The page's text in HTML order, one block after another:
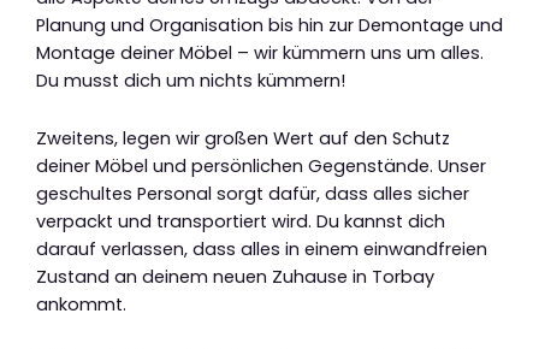
Planung und Organisation bis hin zur Demontage und
Montage deiner Möbel – wir kümmern uns um alles.
Du musst dich um nichts kümmern!
Zweitens, legen wir großen Wert auf den Schutz
deiner Möbel und persönlichen Gegenstände. Unser
geschultes Personal sorgt dafür, dass alles sicher
verpackt und transportiert wird. Du kannst dich
darauf verlassen, dass alles in einem einwandfreien
Zustand an deinem neuen Zuhause in Torbay
ankommt.